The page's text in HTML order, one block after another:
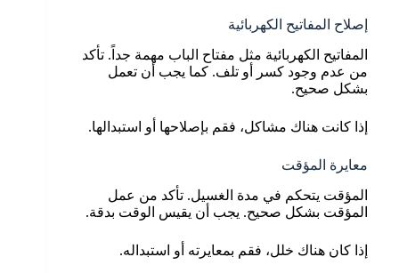
إصلاح المفاتيح الكهربائية
المفاتيح الكهربائية مثل مفتاح الباب مهمة جداً. تأكد
من عدم وجود كسر أو تلف. كما يجب أن تعمل
بشكل صحيح.
إذا كانت هناك مشاكل، فقم بإصلاحها أو استبدالها.
معايرة المؤقت
المؤقت يتحكم في مدة الغسيل. تأكد من عمل
المؤقت بشكل صحيح. يجب أن يقيس الوقت بدقة.
إذا كان هناك خلل، فقم بمعايرته أو استبداله.